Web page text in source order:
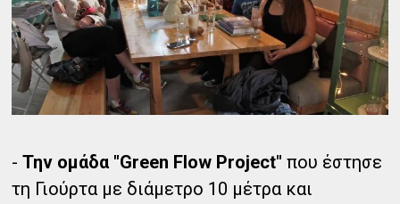
-Την ομάδα "Green Flow Project" που έστησε
τη Γιούρτα με διάμετρο 10 μέτρα και